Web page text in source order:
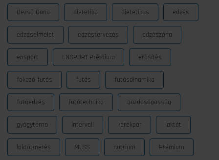
Dezső Dana dietetika dietetikus edzés
edzéselmélet edzéstervezés edzészóna
ensport ENSPORT Prémium erősítés
fokozó futás futás futásdinamika
futóedzés futótechnika gazdaságosság
gyógytorna intervall kerékpár laktát
laktátmérés MLSS nutrium Prémium